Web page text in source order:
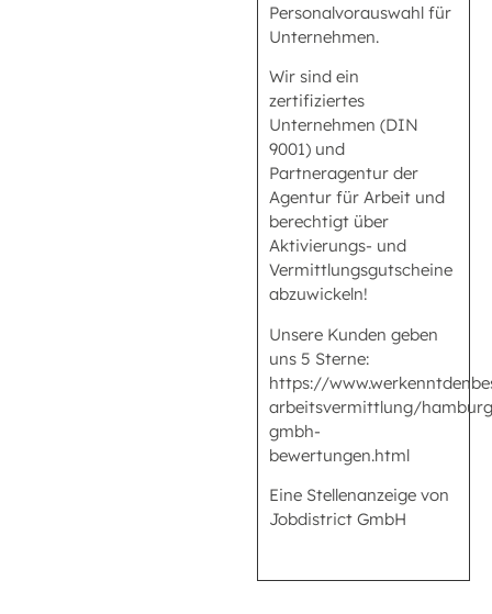
Personalvorauswahl für
Unternehmen.
Wir sind ein
zertifiziertes
Unternehmen (DIN
9001) und
Partneragentur der
Agentur für Arbeit und
berechtigt über
Aktivierungs- und
Vermittlungsgutscheine
abzuwickeln!
Unsere Kunden geben
uns 5 Sterne:
https://
arbeitsvermittlung/
gmbh-
bewertungen.html
Eine Stellenanzeige von
Jobdistrict GmbH